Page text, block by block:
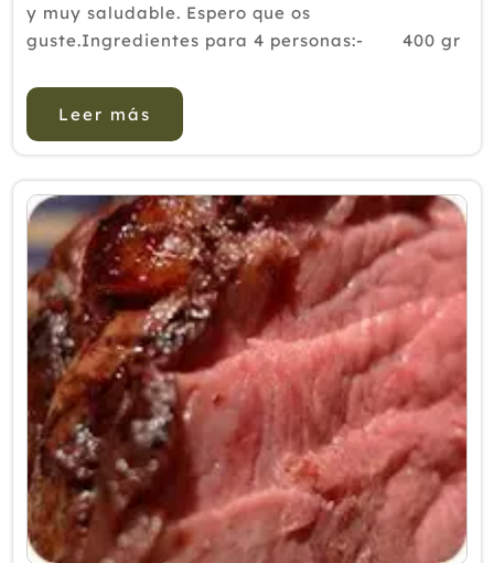
Abril
Marzo
Enero
2012
y muy saludable. Espero que os
guste.Ingredientes para 4 personas:- 400 gr
coco- 1 cebolla- &...
Leer más